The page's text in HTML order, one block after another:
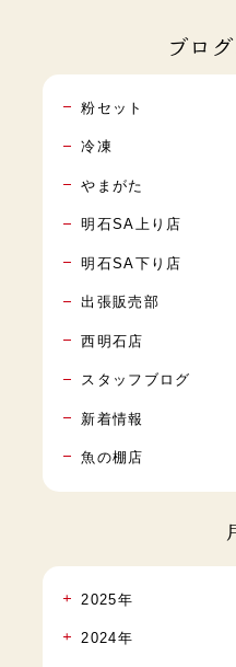
ブロ
粉セット
冷凍
やまがた
明石SA上り店
明石SA下り店
出張販売部
西明石店
スタッフブログ
新着情報
魚の棚店
2025年
2024年